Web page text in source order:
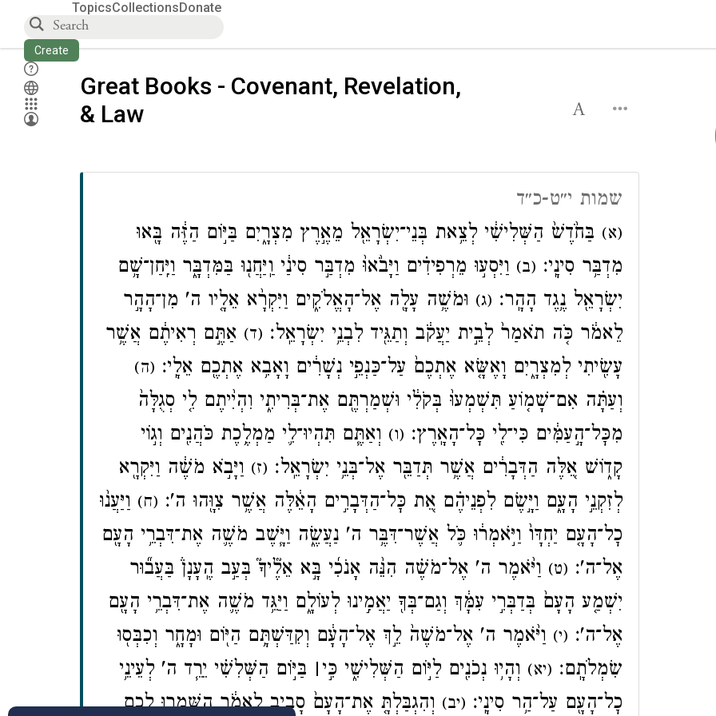
TopicsCollectionsDonate
Create
Great Books - Covenant, Revelation,
& Law
שמות י״ט-כ״ד
(א) בַּחֹ֙דֶשׁ֙ הַשְּׁלִישִׁ֔י לְצֵ֥את בְּנֵי־יִשְׂרָאֵ֖ל מֵאֶ֣רֶץ מִצְרָ֑יִם בַּיּ֣וֹם הַזֶּ֔ה בָּ֖אוּ
מִדְבַּ֥ר סִינָֽי׃ (ב) וַיִּסְע֣וּ מֵרְפִידִ֗ים וַיָּבֹ֙אוּ֙ מִדְבַּ֣ר סִינַ֔י וַֽיַּחֲנ֖וּ בַּמִּדְבָּ֑ר וַיִּֽחַן־שָׁ֥ם
יִשְׂרָאֵ֖ל נֶ֥גֶד הָהָֽר׃ (ג) וּמֹשֶׁ֥ה עָלָ֖ה אֶל־הָאֱלֹקִ֑ים וַיִּקְרָ֨א אֵלָ֤יו ה' מִן־הָהָ֣ר
לֵאמֹ֔ר כֹּ֤ה תֹאמַר֙ לְבֵ֣ית יַעֲקֹ֔ב וְתַגֵּ֖יד לִבְנֵ֥י יִשְׂרָאֵֽל׃ (ד) אַתֶּ֣ם רְאִיתֶ֔ם אֲשֶׁ֥ר
עָשִׂ֖יתִי לְמִצְרָ֑יִם וָאֶשָּׂ֤א אֶתְכֶם֙ עַל־כַּנְפֵ֣י נְשָׁרִ֔ים וָאָבִ֥א אֶתְכֶ֖ם אֵלָֽי׃ (ה)
וְעַתָּ֗ה אִם־שָׁמ֤וֹעַ תִּשְׁמְעוּ֙ בְּקֹלִ֔י וּשְׁמַרְתֶּ֖ם אֶת־בְּרִיתִ֑י וִהְיִ֨יתֶם לִ֤י סְגֻלָּה֙
מִכׇּל־הָ֣עַמִּ֔ים כִּי־לִ֖י כׇּל־הָאָֽרֶץ׃ (ו) וְאַתֶּ֧ם תִּהְיוּ־לִ֛י מַמְלֶ֥כֶת כֹּהֲנִ֖ים וְג֣וֹי
קָד֑וֹשׁ אֵ֚לֶּה הַדְּבָרִ֔ים אֲשֶׁ֥ר תְּדַבֵּ֖ר אֶל־בְּנֵ֥י יִשְׂרָאֵֽל׃ (ז) וַיָּבֹ֣א מֹשֶׁ֔ה וַיִּקְרָ֖א
לְזִקְנֵ֣י הָעָ֑ם וַיָּ֣שֶׂם לִפְנֵיהֶ֗ם אֵ֚ת כׇּל־הַדְּבָרִ֣ים הָאֵ֔לֶּה אֲשֶׁ֥ר צִוָּ֖הוּ ה'׃ (ח) וַיַּעֲנ֨וּ
כׇל־הָעָ֤ם יַחְדָּו֙ וַיֹּ֣אמְר֔וּ כֹּ֛ל אֲשֶׁר־דִּבֶּ֥ר ה' נַעֲשֶׂ֑ה וַיָּ֧שֶׁב מֹשֶׁ֛ה אֶת־דִּבְרֵ֥י הָעָ֖ם
אֶל־ה'׃ (ט) וַיֹּ֨אמֶר ה' אֶל־מֹשֶׁ֗ה הִנֵּ֨ה אָנֹכִ֜י בָּ֣א אֵלֶ֘יךָ֮ בְּעַ֣ב הֶֽעָנָן֒ בַּעֲב֞וּר
יִשְׁמַ֤ע הָעָם֙ בְּדַבְּרִ֣י עִמָּ֔ךְ וְגַם־בְּךָ֖ יַאֲמִ֣ינוּ לְעוֹלָ֑ם וַיַּגֵּ֥ד מֹשֶׁ֛ה אֶת־דִּבְרֵ֥י הָעָ֖ם
אֶל־ה'׃ (י) וַיֹּ֨אמֶר ה' אֶל־מֹשֶׁה֙ לֵ֣ךְ אֶל־הָעָ֔ם וְקִדַּשְׁתָּ֥ם הַיּ֖וֹם וּמָחָ֑ר וְכִבְּס֖וּ
שִׂמְלֹתָֽם׃ (יא) וְהָי֥וּ נְכֹנִ֖ים לַיּ֣וֹם הַשְּׁלִישִׁ֑י כִּ֣י׀ בַּיּ֣וֹם הַשְּׁלִשִׁ֗י יֵרֵ֧ד ה' לְעֵינֵ֥י
כׇל־הָעָ֖ם עַל־הַ֥ר סִינָֽי׃ (יב) וְהִגְבַּלְתָּ֤ אֶת־הָעָם֙ סָבִ֣יב לֵאמֹ֔ר הִשָּׁמְר֥וּ לָכֶ֛ם